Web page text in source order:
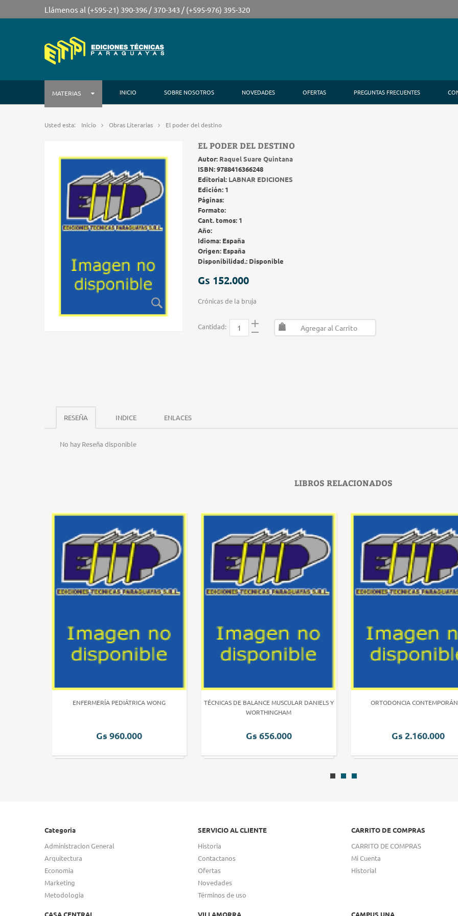
Llámenos al (+595-21) 390-396 / 370-343 / (+595-976) 395-320
MATERIAS INICIO SOBRE NOSOTROS NOVEDADES OFERTAS PREGUNTAS FRECUENTES
Usted esta: Inicio Obras Literarias El poder del destino
EL PODER DEL DESTINO
Autor: Raquel Suare Quintana
ISBN:9788416366248
Editorial: LABNAR EDICIONES
Edición: 1
Páginas:
Formato:
Cant. tomos: 1
Año:
Idioma: España
Origen: España
Disponibilidad.: Disponible
Gs 152.000
Crónicas de la bruja
Cantidad: Agregar al Carrito
RESEÑA INDICE ENLACES
No hay Reseña disponible
LIBROS RELACIONADOS
ENFERMERÍA PEDIÁTRICA WONG
Gs 960.000
TÉCNICAS DE BALANCE MUSCULAR DANIELS Y
WORTHINGHAM
Gs 656.000
ORTODONCIA
Gs 2.160.000
Categoria
Administracion General
Arquitectura
Economia
Marketing
Metodologia
SERVICIO AL CLIENTE
Historia
Contactanos
Ofertas
Novedades
Términos de uso
CARRITO DE COMPRAS
CARRITO DE COMPRAS
Mi Cuenta
Historial
CASA CENTRAL VILLAMORRA CAMPUS UNA